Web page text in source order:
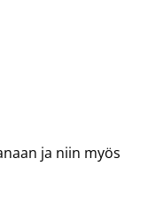
ja niin myös